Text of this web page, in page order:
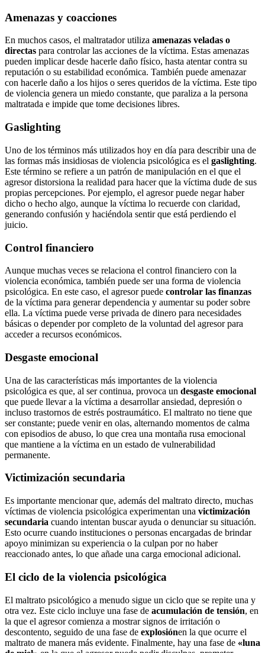
Amenazas y coacciones
En muchos casos, el maltratador utiliza amenazas veladas o
directas para controlar las acciones de la víctima. Estas amenazas
pueden implicar desde hacerle daño físico, hasta atentar contra su
reputación o su estabilidad económica. También puede amenazar
con hacerle daño a los hijos o seres queridos de la víctima. Este tipo
de violencia genera un miedo constante, que paraliza a la persona
maltratada e impide que tome decisiones libres.
Gaslighting
Uno de los términos más utilizados hoy en día para describir una de
las formas más insidiosas de violencia psicológica es el gaslighting.
Este término se refiere a un patrón de manipulación en el que el
agresor distorsiona la realidad para hacer que la víctima dude de sus
propias percepciones. Por ejemplo, el agresor puede negar haber
dicho o hecho algo, aunque la víctima lo recuerde con claridad,
generando confusión y haciéndola sentir que está perdiendo el
juicio.
Control financiero
Aunque muchas veces se relaciona el control financiero con la
violencia económica, también puede ser una forma de violencia
psicológica. En este caso, el agresor puede controlar las finanzas
de la víctima para generar dependencia y aumentar su poder sobre
ella. La víctima puede verse privada de dinero para necesidades
básicas o depender por completo de la voluntad del agresor para
acceder a recursos económicos.
Desgaste emocional
Una de las características más importantes de la violencia
psicológica es que, al ser continua, provoca un desgaste emocional
que puede llevar a la víctima a desarrollar ansiedad, depresión o
incluso trastornos de estrés postraumático. El maltrato no tiene que
ser constante; puede venir en olas, alternando momentos de calma
con episodios de abuso, lo que crea una montaña rusa emocional
que mantiene a la víctima en un estado de vulnerabilidad
permanente.
Victimización secundaria
Es importante mencionar que, además del maltrato directo, muchas
víctimas de violencia psicológica experimentan una victimización
secundaria cuando intentan buscar ayuda o denunciar su situación.
Esto ocurre cuando instituciones o personas encargadas de brindar
apoyo minimizan su experiencia o la culpan por no haber
reaccionado antes, lo que añade una carga emocional adicional.
El ciclo de la violencia psicológica
El maltrato psicológico a menudo sigue un ciclo que se repite una y
otra vez. Este ciclo incluye una fase de acumulación de tensión, en
la que el agresor comienza a mostrar signos de irritación o
descontento, seguido de una fase de explosiónen la que ocurre el
maltrato de manera más evidente. Finalmente, hay una fase de «luna